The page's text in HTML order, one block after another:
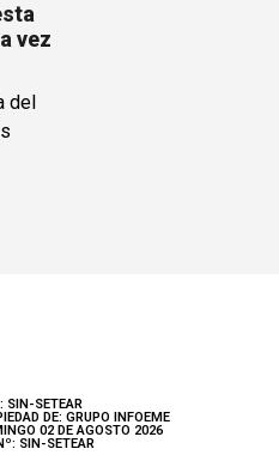
vez
SIN-SETEAR
DE: GRUPO INFOEME
02 DE AGOSTO 2026
SIN-SETEAR